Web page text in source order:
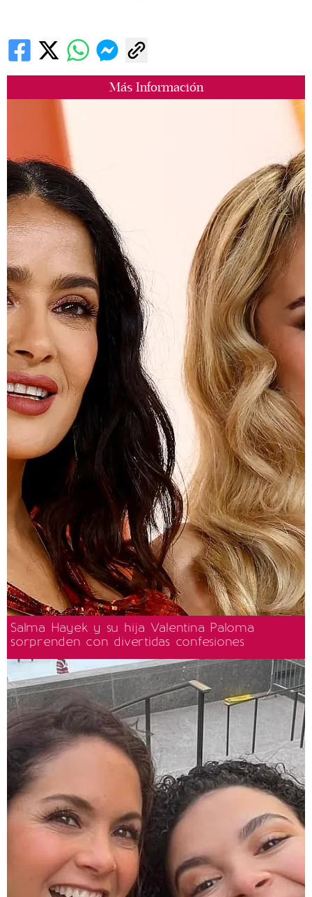
Más Información
Salma Hayek y su hija Valentina Paloma
sorprenden con divertidas confesiones